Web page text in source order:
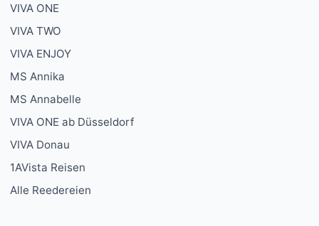
VIVA ONE
VIVA TWO
VIVA ENJOY
MS Annika
MS Annabelle
VIVA ONE ab Düsseldorf
VIVA Donau
1AVista Reisen
Alle Reedereien